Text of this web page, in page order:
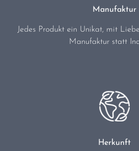
Manufaktur
Jedes Produkt ein Unikat, mit
Manufaktur statt
Herkunft